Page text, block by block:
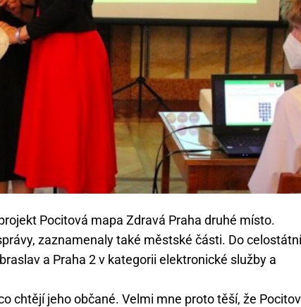
Pocitová mapa Zdravá Praha druhé místo.
zaznamenaly také městské části. Do
a Praha 2 v kategorii elektronické služby a
chtějí jeho občané. Velmi mne proto těší, že